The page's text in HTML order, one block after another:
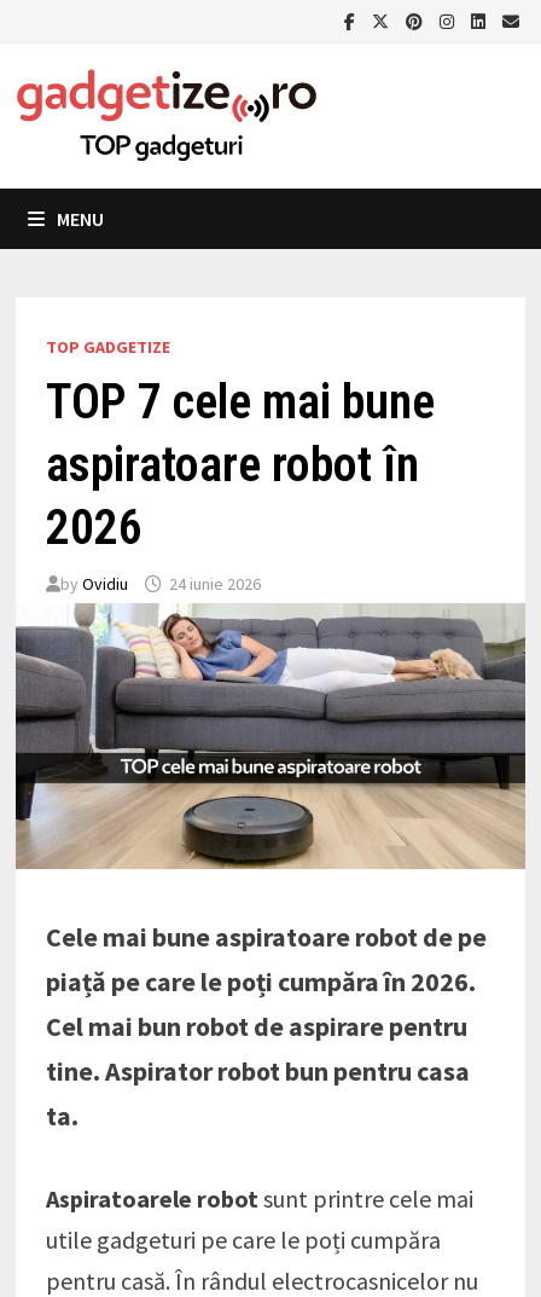
content
MENU
TOP GADGETIZE
TOP 7 cele mai bune
aspiratoare robot în
2026
byOvidiu 24 iunie 2026
Cele mai bune aspiratoare robot de pe
piață pe care le poți cumpăra în 2026.
Cel mai bun robot de aspirare pentru
tine. Aspirator robot bun pentru casa
ta.
Aspiratoarele robot sunt printre cele mai
utile gadgeturi pe care le poți cumpăra
pentru casă. În rândul electrocasnicelor nu